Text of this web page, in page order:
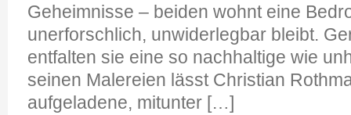
Geheimnisse – beiden wohnt eine
unerforschlich, unwiderlegbar bleibt.
entfalten sie eine so nachhaltige wie
seinen Malereien lässt Christian
aufgeladene, mitunter […]